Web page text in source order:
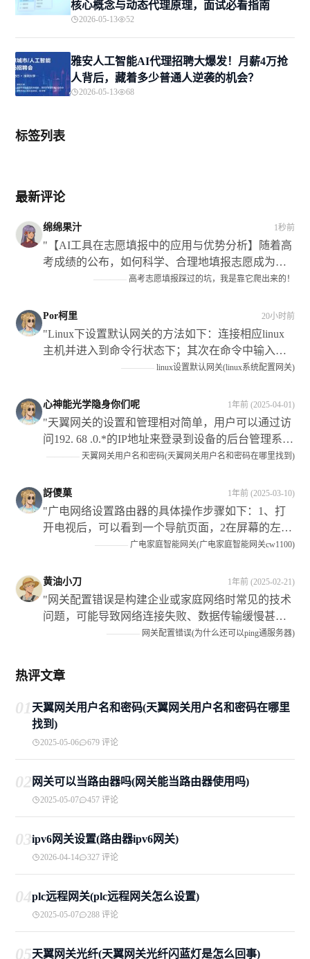
核心概念与动态代理原理，面试必看指南
2026-05-13 52
雅安人工智能AI代理招聘大爆发！月薪4万抢
人背后，藏着多少普通人逆袭的机会？
2026-05-13 68
标签列表
最新评论
绵绵果汁 1秒前
"【AI工具在志愿填报中的应用与优势分析】随着高
考成绩的公布，如何科学、合理地填报志愿成为考
生和家长关注的焦点，本文探讨了如何使用人工智
处和挑战等方面内容进行了阐述和讨论；同时结合
个人经历及专家建议给出了相应策略和建议以供参
考！"
————高考志愿填报踩过的坑，我是靠它爬出来的！
Por柯里 20小时前
"Linux下设置默认网关的方法如下：连接相应linux
主机并进入到命令行状态下；其次在命令中输入
routeadddefaultgw192.068.*.*,代表具体的IP地址，这
现访问该网络的功能"
————linux设置默认网关(linux系统配置网关)
心神能光学隐身你们呢 1年前 (2025-04-01)
"天翼网关的设置和管理相对简单，用户可以通过访
问192. 68 .0.*的IP地址来登录到设备的后台管理系
统，在系统中可以完成包括设置WIFI名称和密码、
**需要注意的是**：在进行任何更改之前请确保您
已经备份了所有重要的数据和信息以防止可能的损
失或损坏发生"
————天翼网关用户名和密码(天翼网关用户名和密码在哪里找到)
訝儍菓 1年前 (2025-03-10)
"广电网络设置路由器的具体操作步骤如下：1、打
开电视后，可以看到一个导航页面，2在屏幕的左下
方有”设“这个选项了移动光标选中它打3进入系统设
5如果需要输入宽带账号和密码请按照提示进行6如
果不需要账号密码直接连接以太网接口即可7路由器
会自动获取IP地址并开始工作"
————广电家庭智能网关(广电家庭智能网关cw1100)
黄油小刀 1年前 (2025-02-21)
"网关配置错误是构建企业或家庭网络时常见的技术
问题，可能导致网络连接失败、数据传输缓慢甚至
安全隐患，本文深入探讨了其成因和影响策略解决
导固件更新备份恢复等可以有效解决问题同时提高
技术能力制定规范流程和使用管理工具也是预防的
关键措施随着技术的发展我们期待更多智能化的工
具来帮助避免这类提升网络的稳定性和安全性"
————网关配置错误(为什么还可以ping通服务器)
热评文章
01天翼网关用户名和密码(天翼网关用户名和密码在哪里
找到)
2025-05-06 679 评论
02 网关可以当路由器吗(网关能当路由器使用吗)
2025-05-07 457 评论
03ipv6网关设置(路由器ipv6网关)
2026-04-14 327 评论
04plc远程网关(plc远程网关怎么设置)
2025-05-07 288 评论
05天翼网关光纤(天翼网关光纤闪蓝灯是怎么回事)